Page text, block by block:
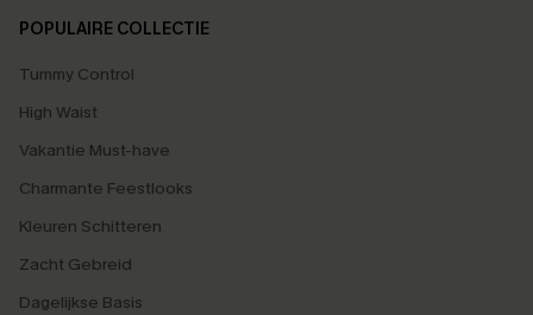
POPULAIRE COLLECTIE
Tummy Control
High Waist
Vakantie Must-have
Charmante Feestlooks
Kleuren Schitteren
Zacht Gebreid
Dagelijkse Basis